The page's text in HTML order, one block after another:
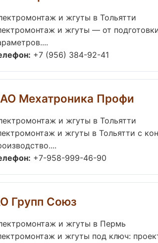
и жгуты в Тольятти
и жгуты — от
+7 (956) 384-92-41
Мехатроника Профи
и жгуты в Тольятти
и жгуты в Тольятти с
+7-958-999-46-90
Групп Союз
и жгуты в Пермь
и жгуты под ключ: